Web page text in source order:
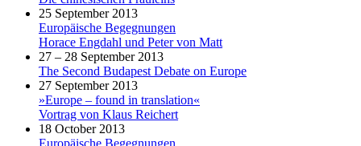
25 September 2013
Europäische Begegnungen
Horace Engdahl und Peter von Matt
27 – 28 September 2013
The Second Budapest Debate on Europe
27 September 2013
»Europe – found in translation«
Vortrag von Klaus Reichert
18 October 2013
Europäische Begegnungen